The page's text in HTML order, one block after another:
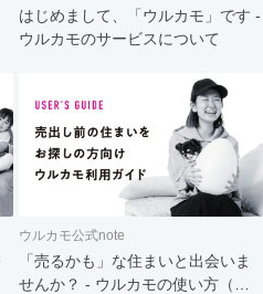
はじめまして、「ウルカモ」です -
ウルカモのサービスについて
ウルカモ公式note
「売るかも」な住まいと出会いま
せんか？ - ウルカモの使い方（買